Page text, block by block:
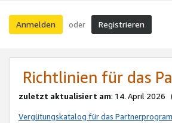
Anmelden oder Registrieren
Richtlinien für das
zuletzt aktualisiert am: 14. April 2026
Vergütungskatalog für das